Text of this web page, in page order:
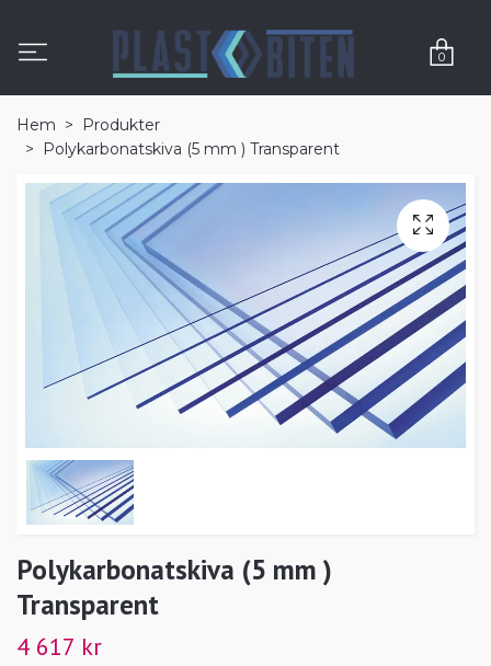
0
Hem
Produkter
Polykarbonatskiva (5 mm ) Transparent
Polykarbonatskiva (5 mm )
Transparent
4 617 kr